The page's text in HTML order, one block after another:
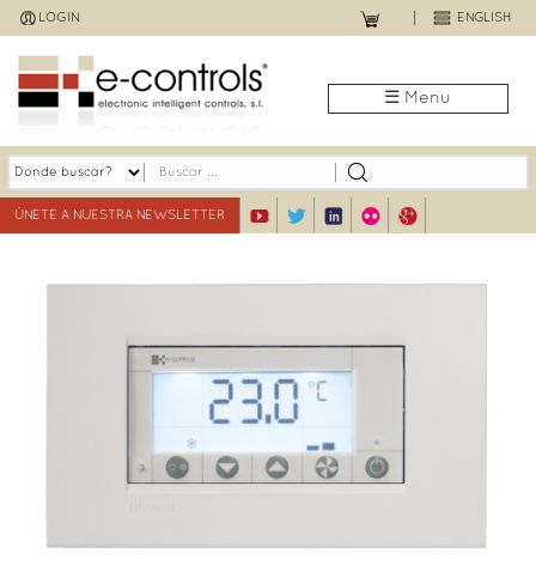
Jump
to
navigation
LOGIN ENGLISH
☰ Menu
ÚNETE A NUESTRA NEWSLETTER